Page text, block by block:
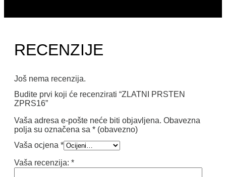
RECENZIJE
Još nema recenzija.
Budite prvi koji će recenzirati “ZLATNI PRSTEN
ZPRS16”
Vaša adresa e-pošte neće biti objavljena. Obavezna
polja su označena sa * (obavezno)
Vaša ocjena *
Vaša recenzija: *